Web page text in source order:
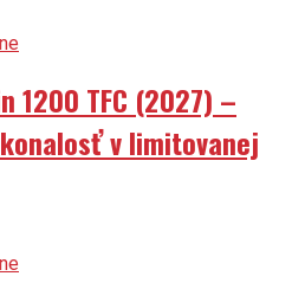
1200 TFC (2027) –
v limitovanej